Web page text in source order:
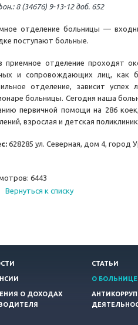
8 (34676) 9-13-12 доб. 652
отделение больницы —
поступают больные.
приемное отделение проходят
и сопровождающих лиц, как
отделение, зависит успех
больницы. Сегодня наша
первичной помощи на 286
взрослая и детская
628285 ул. Северная, дом 4, город
6443
Вернуться к списку
СТАТЬИ
О БОЛЬНИЦЕ
О ДОХОДАХ